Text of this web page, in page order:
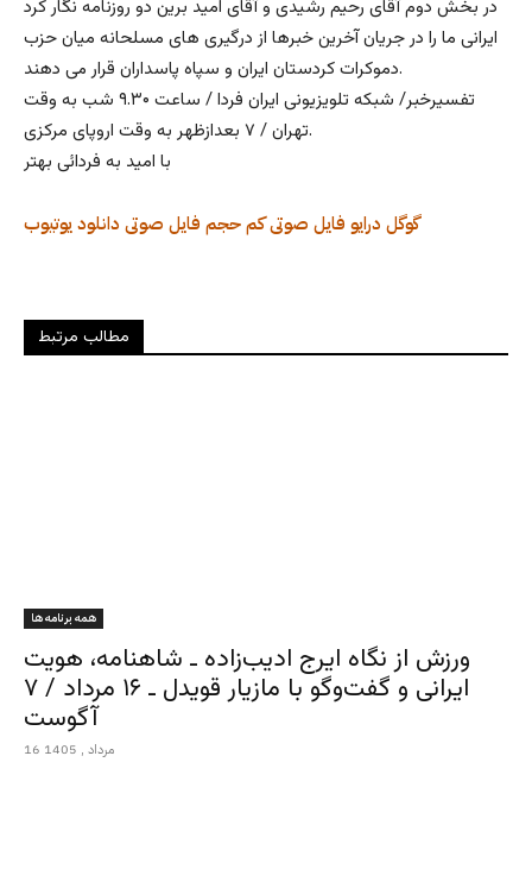
در بخش دوم آقای رحیم رشیدی و آقای امید برین دو روزنامه نگار کرد
ایرانی ما را در جریان آخرین خبرها از درگیری های مسلحانه میان حزب
دموکرات کردستان ایران و سپاه پاسداران قرار می دهند.
تفسیرخبر/ شبکه تلویزیونی ایران فردا / ساعت ۹.۳۰ شب به وقت
تهران / ۷ بعدازظهر به وقت اروپای مرکزی.
با امید به فردائی بهتر
یوتیوب دانلود فایل صوتی فایل صوتی کم حجم گوگل درایو
مطالب مرتبط
همه برنامه ها
ورزش از نگاه ایرج ادیب‌زاده ـ شاهنامه، هویت
ایرانی و گفت‌وگو با مازیار قویدل ـ ۱۶ مرداد / ۷
آگوست
16 مرداد , 1405